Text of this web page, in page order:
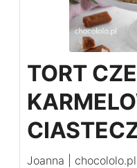
TORT
Joanna | chocololo.pl